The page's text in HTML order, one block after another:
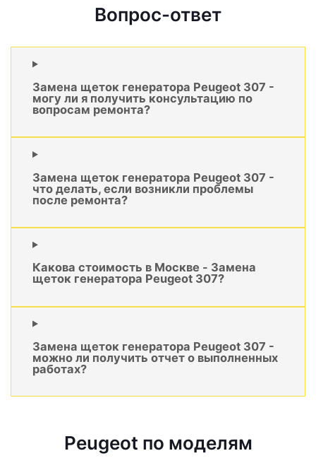
Вопрос-ответ
Замена щеток генератора Peugeot 307 -
могу ли я получить консультацию по
вопросам ремонта?
Замена щеток генератора Peugeot 307 -
что делать, если возникли проблемы
после ремонта?
Какова стоимость в Москве - Замена
щеток генератора Peugeot 307?
Замена щеток генератора Peugeot 307 -
можно ли получить отчет о выполненных
работах?
Peugeot по моделям